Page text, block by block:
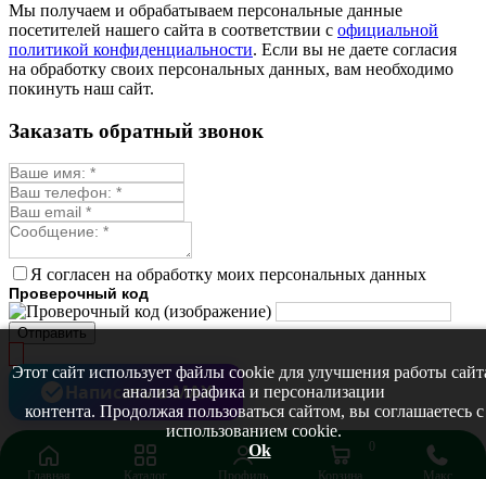
Мыльнянка
Мята
Овсяный корень
Огуречная трава
Пустырник
Репешок
Синюха
Смесь лекарственных
Стевия
Тимьян ползучий (чабрец)
Фенхель лекарственный
Цикорий лекарственный
Череда лекарственная
Чернокорень
Шалфей
Семена ягод
Брусника
Голубика
Мы получаем и обрабатываем персональные данные
посетителей нашего сайта в соответствии с официальной
политикой конфиденциальности. Если вы не даете согласия
на обработку своих персональных данных, вам необходимо
покинуть наш сайт.
Этот сайт использует файлы cookie для улучшения работы
анализа трафика и персонализации
контента. Продолжая пользоваться сайтом, вы соглашаетесь с
использованием cookie.
Ok
Заказать обратный звонок
Я согласен на обработку моих персональных данных
Проверочный код
Отправить
Главная Каталог Профиль
0
Корзина
Макс
Написать в MAX